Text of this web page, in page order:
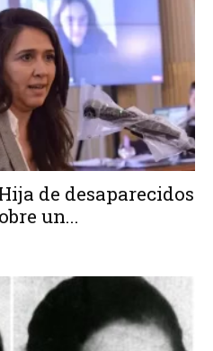
de desaparecidos
un...